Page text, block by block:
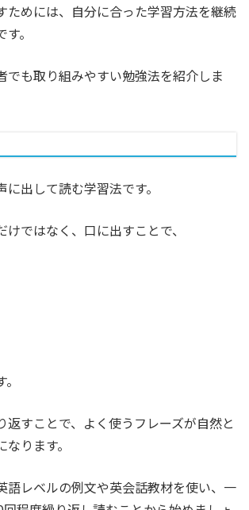
ためには、自分に合った学習方法を継続
。
でも取り組みやすい勉強法を紹介しま
出して読む学習法です。
ではなく、口に出すことで、
返すことで、よく使うフレーズが自然と
ります。
語レベルの例文や英会話教材を使い、一